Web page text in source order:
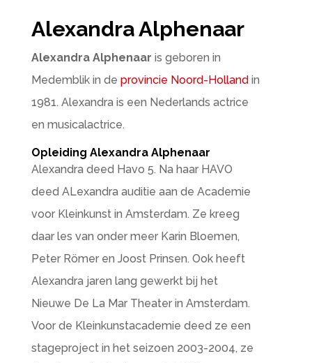
Alexandra Alphenaar
Alexandra Alphenaar is geboren in
Medemblik in de provincie Noord-Hollandin
1981. Alexandra is een Nederlands actrice
en musicalactrice.
Opleiding Alexandra Alphenaar
Alexandra deed Havo 5. Na haar HAVO
deed ALexandra auditie aan de Academie
voor Kleinkunst in Amsterdam. Ze kreeg
daar les van onder meer Karin Bloemen,
Peter Römer en Joost Prinsen. Ook heeft
Alexandra jaren lang gewerkt bij het
Nieuwe De La Mar Theater in Amsterdam.
Voor de Kleinkunstacademie deed ze een
stageproject in het seizoen 2003-2004, ze